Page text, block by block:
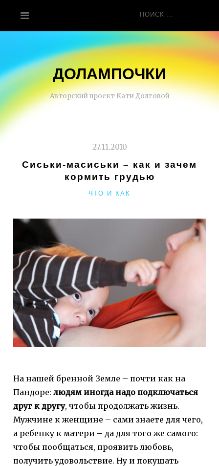
содержанию
Поиск
ДОЛАМПОЧКИ
Авторский проект Кати Долговой
27.11.2010
Сиськи-масиськи – как и зачем
кормить грудью
РУБРИКИ
ЧТО И КАК
На нашей бренной Земле – почти как на
Пандоре: людям иногда надо подключаться
друг к другу, чтобы продолжать жизнь.
Мужчине к женщине – сами знаете для чего,
а ребенку к матери – да для того же самого:
чтобы пообщаться, проявить любовь,
получить удовольствие. Ну и покушать